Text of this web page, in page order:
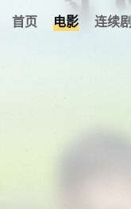
首页 电影 连续剧